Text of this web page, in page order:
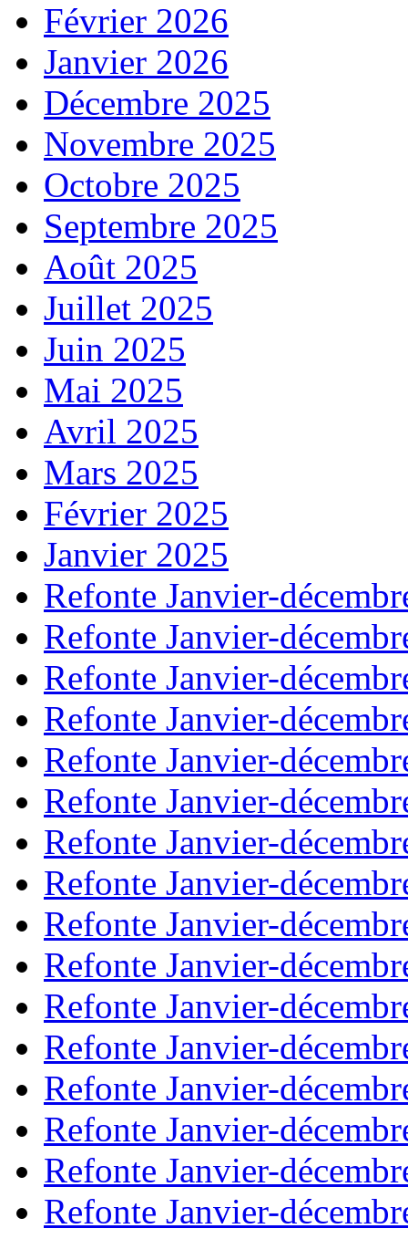
Février 2026
Janvier 2026
Décembre 2025
Novembre 2025
Octobre 2025
Septembre 2025
Août 2025
Juillet 2025
Juin 2025
Mai 2025
Avril 2025
Mars 2025
Février 2025
Janvier 2025
Refonte Janvier-
Refonte Janvier-
Refonte Janvier-
Refonte Janvier-
Refonte Janvier-
Refonte Janvier-
Refonte Janvier-
Refonte Janvier-
Refonte Janvier-
Refonte Janvier-
Refonte Janvier-
Refonte Janvier-
Refonte Janvier-
Refonte Janvier-
Refonte Janvier-
Refonte Janvier-